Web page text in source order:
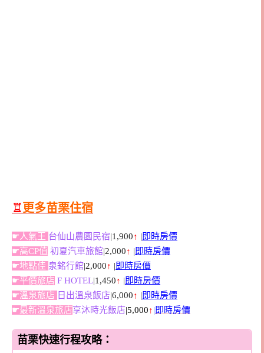
♖更多苗栗住宿
☛人氣王 台仙山農園民宿|1,900↑ |即時房價
☛高CP值 初夏汽車旅館|2,000↑ |即時房價
☛地點佳 泉銘行館|2,000↑ |即時房價
☛平價旅店 F HOTEL|1,450↑ |即時房價
☛溫泉旅店 日出溫泉飯店|6,000↑ |即時房價
☛最新溫泉旅店享沐時光飯店|5,000↑|即時房價
苗栗快速行程攻略：